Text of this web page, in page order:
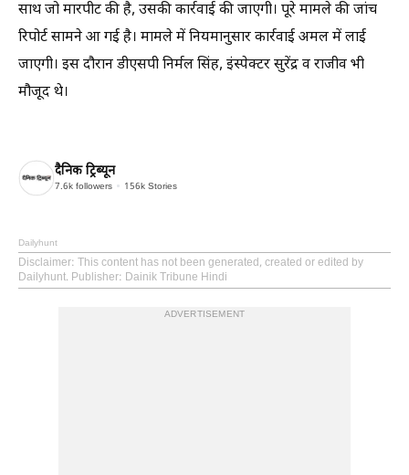
साथ जो मारपीट की है, उसकी कार्रवाई की जाएगी। पूरे मामले की जांच
रिपोर्ट सामने आ गई है। मामले में नियमानुसार कार्रवाई अमल में लाई
जाएगी। इस दौरान डीएसपी निर्मल सिंह, इंस्पेक्टर सुरेंद्र व राजीव भी
मौजूद थे।
दैनिक ट्रिब्यून
7.6k followers 156k Stories
Dailyhunt
Disclaimer: This content has not been generated, created or edited by
Dailyhunt. Publisher: Dainik Tribune Hindi
ADVERTISEMENT